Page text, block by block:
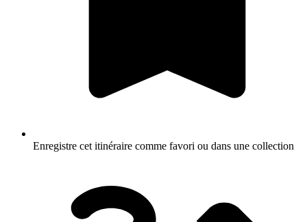
Enregistre cet itinéraire comme favori ou dans une collection